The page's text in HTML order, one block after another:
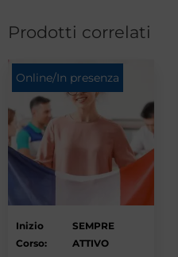
Prodotti correlati
Inizio
Corso:
SEMPRE
ATTIVO
Online/In presenza